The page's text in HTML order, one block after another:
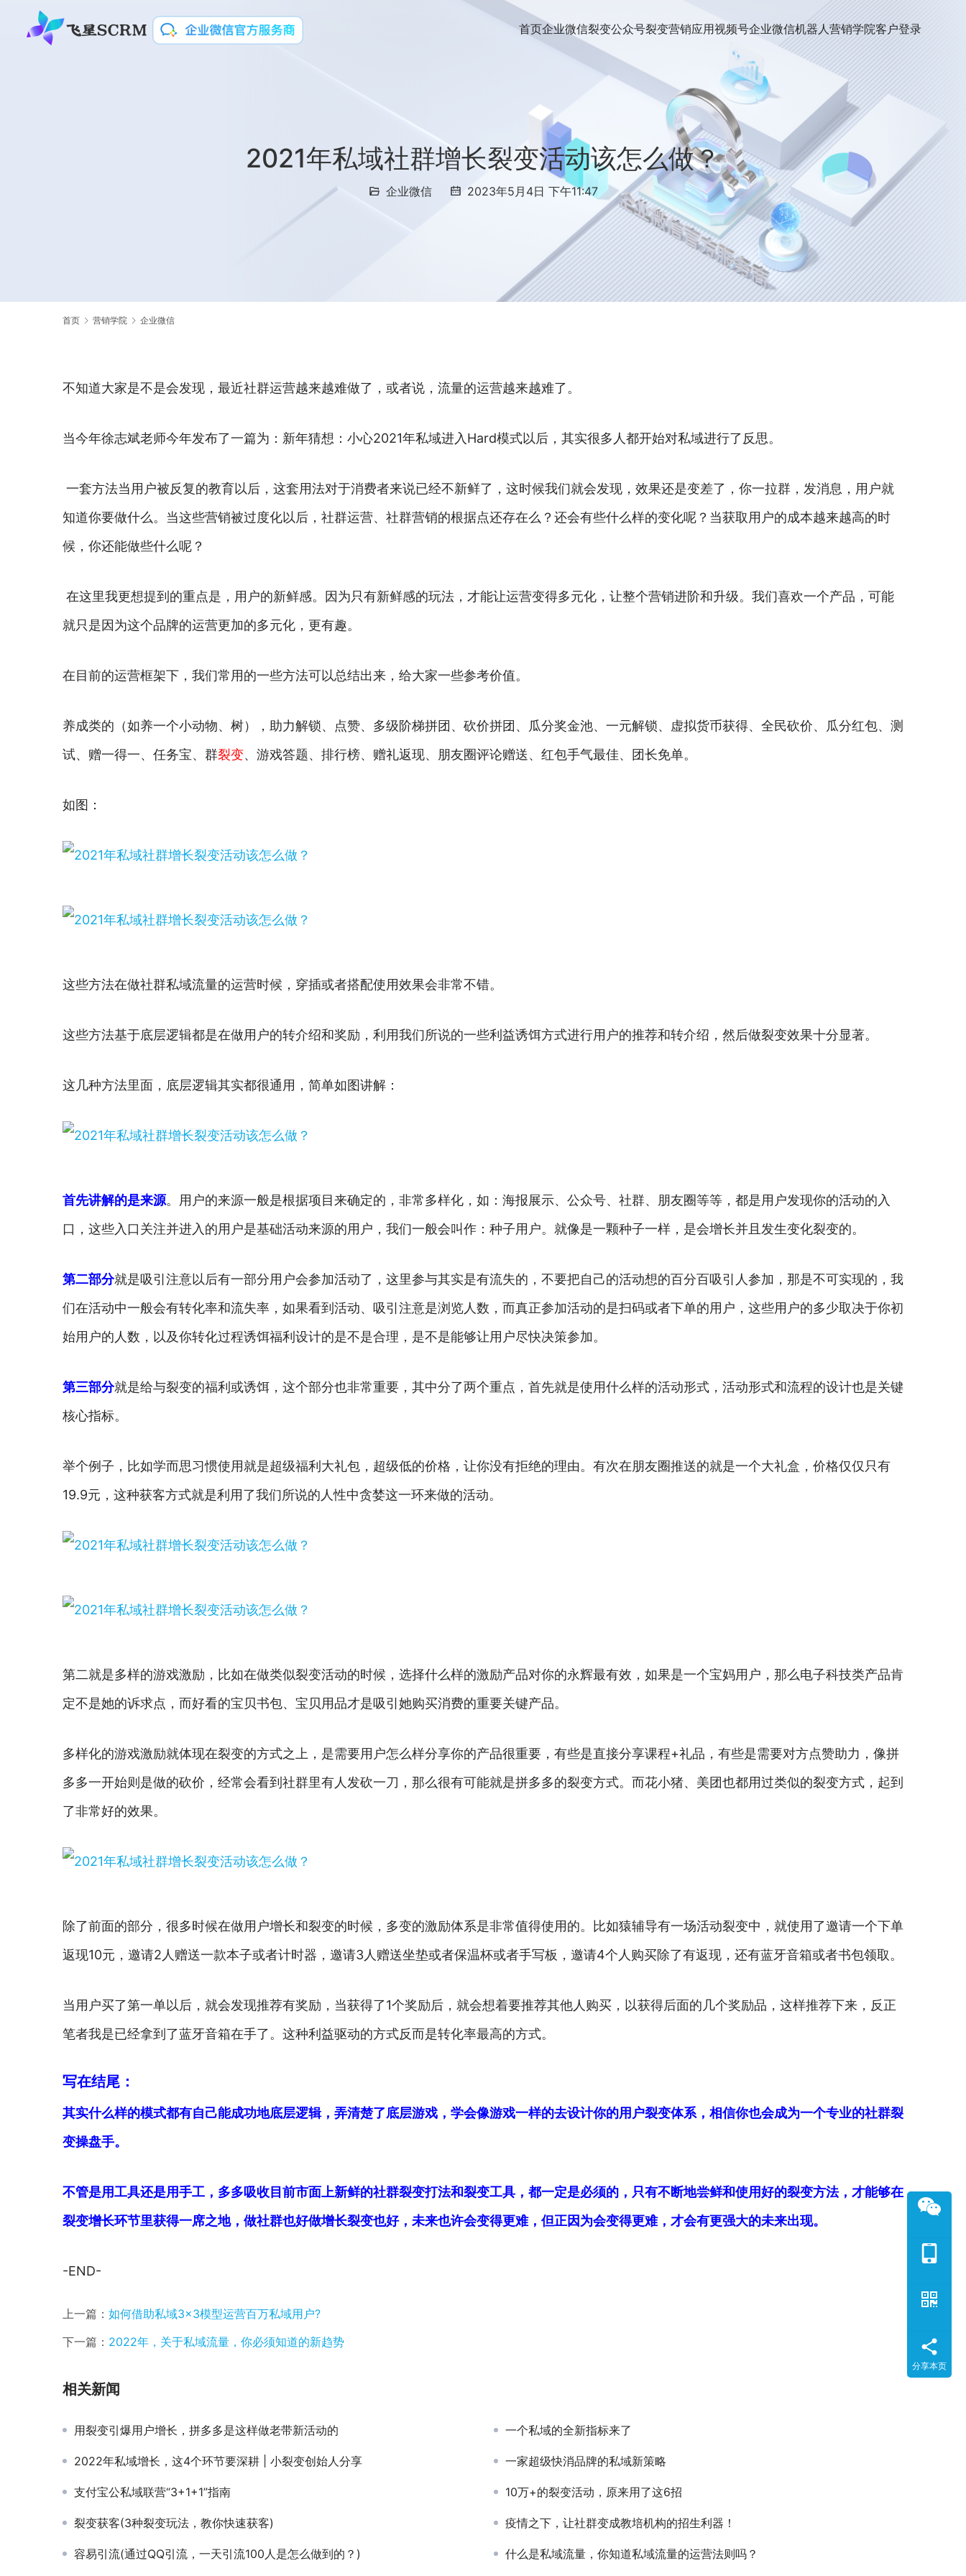
首页企业微信裂变公众号裂变营销应用视频号企业微信机器人营销学院客户登录
2021年私域社群增长裂变活动该怎么做？
企业微信 2023年5月4日 下午11:47
首页 营销学院 企业微信
不知道大家是不是会发现，最近社群运营越来越难做了，或者说，流量的运营越来越难了。
当今年徐志斌老师今年发布了一篇为：新年猜想：小心2021年私域进入Hard模式以后，其实很多人都开始对私域进行了反思。
一套方法当用户被反复的教育以后，这套用法对于消费者来说已经不新鲜了，这时候我们就会发现，效果还是变差了，你一拉群，发消息，用户就
知道你要做什么。当这些营销被过度化以后，社群运营、社群营销的根据点还存在么？还会有些什么样的变化呢？当获取用户的成本越来越高的时
候，你还能做些什么呢？
在这里我更想提到的重点是，用户的新鲜感。因为只有新鲜感的玩法，才能让运营变得多元化，让整个营销进阶和升级。我们喜欢一个产品，可能
就只是因为这个品牌的运营更加的多元化，更有趣。
在目前的运营框架下，我们常用的一些方法可以总结出来，给大家一些参考价值。
养成类的（如养一个小动物、树），助力解锁、点赞、多级阶梯拼团、砍价拼团、瓜分奖金池、一元解锁、虚拟货币获得、全民砍价、瓜分红包、测
试、赠一得一、任务宝、群裂变、游戏答题、排行榜、赠礼返现、朋友圈评论赠送、红包手气最佳、团长免单。
如图：
这些方法在做社群私域流量的运营时候，穿插或者搭配使用效果会非常不错。
这些方法基于底层逻辑都是在做用户的转介绍和奖励，利用我们所说的一些利益诱饵方式进行用户的推荐和转介绍，然后做裂变效果十分显著。
这几种方法里面，底层逻辑其实都很通用，简单如图讲解：
首先讲解的是来源。用户的来源一般是根据项目来确定的，非常多样化，如：海报展示、公众号、社群、朋友圈等等，都是用户发现你的活动的入
口，这些入口关注并进入的用户是基础活动来源的用户，我们一般会叫作：种子用户。就像是一颗种子一样，是会增长并且发生变化裂变的。
第二部分就是吸引注意以后有一部分用户会参加活动了，这里参与其实是有流失的，不要把自己的活动想的百分百吸引人参加，那是不可实现的，我
们在活动中一般会有转化率和流失率，如果看到活动、吸引注意是浏览人数，而真正参加活动的是扫码或者下单的用户，这些用户的多少取决于你初
始用户的人数，以及你转化过程诱饵福利设计的是不是合理，是不是能够让用户尽快决策参加。
第三部分就是给与裂变的福利或诱饵，这个部分也非常重要，其中分了两个重点，首先就是使用什么样的活动形式，活动形式和流程的设计也是关键
核心指标。
举个例子，比如学而思习惯使用就是超级福利大礼包，超级低的价格，让你没有拒绝的理由。有次在朋友圈推送的就是一个大礼盒，价格仅仅只有
19.9元，这种获客方式就是利用了我们所说的人性中贪婪这一环来做的活动。
第二就是多样的游戏激励，比如在做类似裂变活动的时候，选择什么样的激励产品对你的永辉最有效，如果是一个宝妈用户，那么电子科技类产品肯
定不是她的诉求点，而好看的宝贝书包、宝贝用品才是吸引她购买消费的重要关键产品。
多样化的游戏激励就体现在裂变的方式之上，是需要用户怎么样分享你的产品很重要，有些是直接分享课程+礼品，有些是需要对方点赞助力，像拼
多多一开始则是做的砍价，经常会看到社群里有人发砍一刀，那么很有可能就是拼多多的裂变方式。而花小猪、美团也都用过类似的裂变方式，起到
了非常好的效果。
除了前面的部分，很多时候在做用户增长和裂变的时候，多变的激励体系是非常值得使用的。比如猿辅导有一场活动裂变中，就使用了邀请一个下单
返现10元，邀请2人赠送一款本子或者计时器，邀请3人赠送坐垫或者保温杯或者手写板，邀请4个人购买除了有返现，还有蓝牙音箱或者书包领取。
当用户买了第一单以后，就会发现推荐有奖励，当获得了1个奖励后，就会想着要推荐其他人购买，以获得后面的几个奖励品，这样推荐下来，反正
笔者我是已经拿到了蓝牙音箱在手了。这种利益驱动的方式反而是转化率最高的方式。
写在结尾：
其实什么样的模式都有自己能成功地底层逻辑，弄清楚了底层游戏，学会像游戏一样的去设计你的用户裂变体系，相信你也会成为一个专业的社群裂
变操盘手。
不管是用工具还是用手工，多多吸收目前市面上新鲜的社群裂变打法和裂变工具，都一定是必须的，只有不断地尝鲜和使用好的裂变方法，才能够在
裂变增长环节里获得一席之地，做社群也好做增长裂变也好，未来也许会变得更难，但正因为会变得更难，才会有更强大的未来出现。
-END-
上一篇： 如何借助私域3×3模型运营百万私域用户?
下一篇： 2022年，关于私域流量，你必须知道的新趋势
相关新闻
用裂变引爆用户增长，拼多多是这样做老带新活动的 一个私域的全新指标来了
2022年私域增长，这4个环节要深耕 | 小裂变创始人分享 一家超级快消品牌的私域新策略
支付宝公私域联营“3+1+1”指南 10万+的裂变活动，原来用了这6招
裂变获客(3种裂变玩法，教你快速获客) 疫情之下，让社群变成教培机构的招生利器！
容易引流(通过QQ引流，一天引流100人是怎么做到的？) 什么是私域流量，你知道私域流量的运营法则吗？
分享本页